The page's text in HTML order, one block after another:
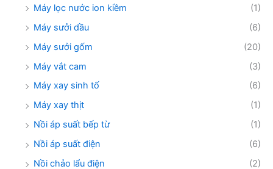
Máy lọc nước ion kiềm
(1)
Máy sưởi dầu
(6)
Máy sưởi gốm
(20)
Máy vắt cam
(3)
Máy xay sinh tố
(6)
Máy xay thịt
(1)
Nồi áp suất bếp từ
(1)
Nồi áp suất điện
(6)
Nồi chảo lẩu điện
(2)